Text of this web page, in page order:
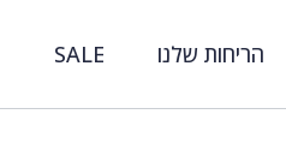
הריחות שלנו SALE